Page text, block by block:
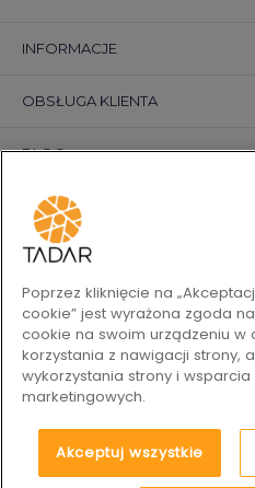
INFORMACJE
OBSŁUGA KLIENTA
BLOG
KONTAKT
Poprzez kliknięcie na
cookie” jest wyrażona zgoda
cookie na swoim urządzeniu w
korzystania z nawigacji strony,
wykorzystania strony i wsparcia
marketingowych.
Akceptuj wszystkie